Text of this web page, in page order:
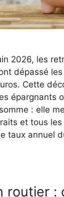
2026, les
dépassé
Cette
épargnants
: elle
et tous
taux annuel
routier :